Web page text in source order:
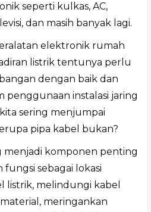
seperti kulkas, AC,
dan masih banyak lagi.
elektronik rumah
listrik tentunya perlu
dengan baik dan
penggunaan instalasi jaring
sering menjumpai
pipa kabel bukan?
menjadi komponen penting
sebagai lokasi
listrik, melindungi kabel
meringankan